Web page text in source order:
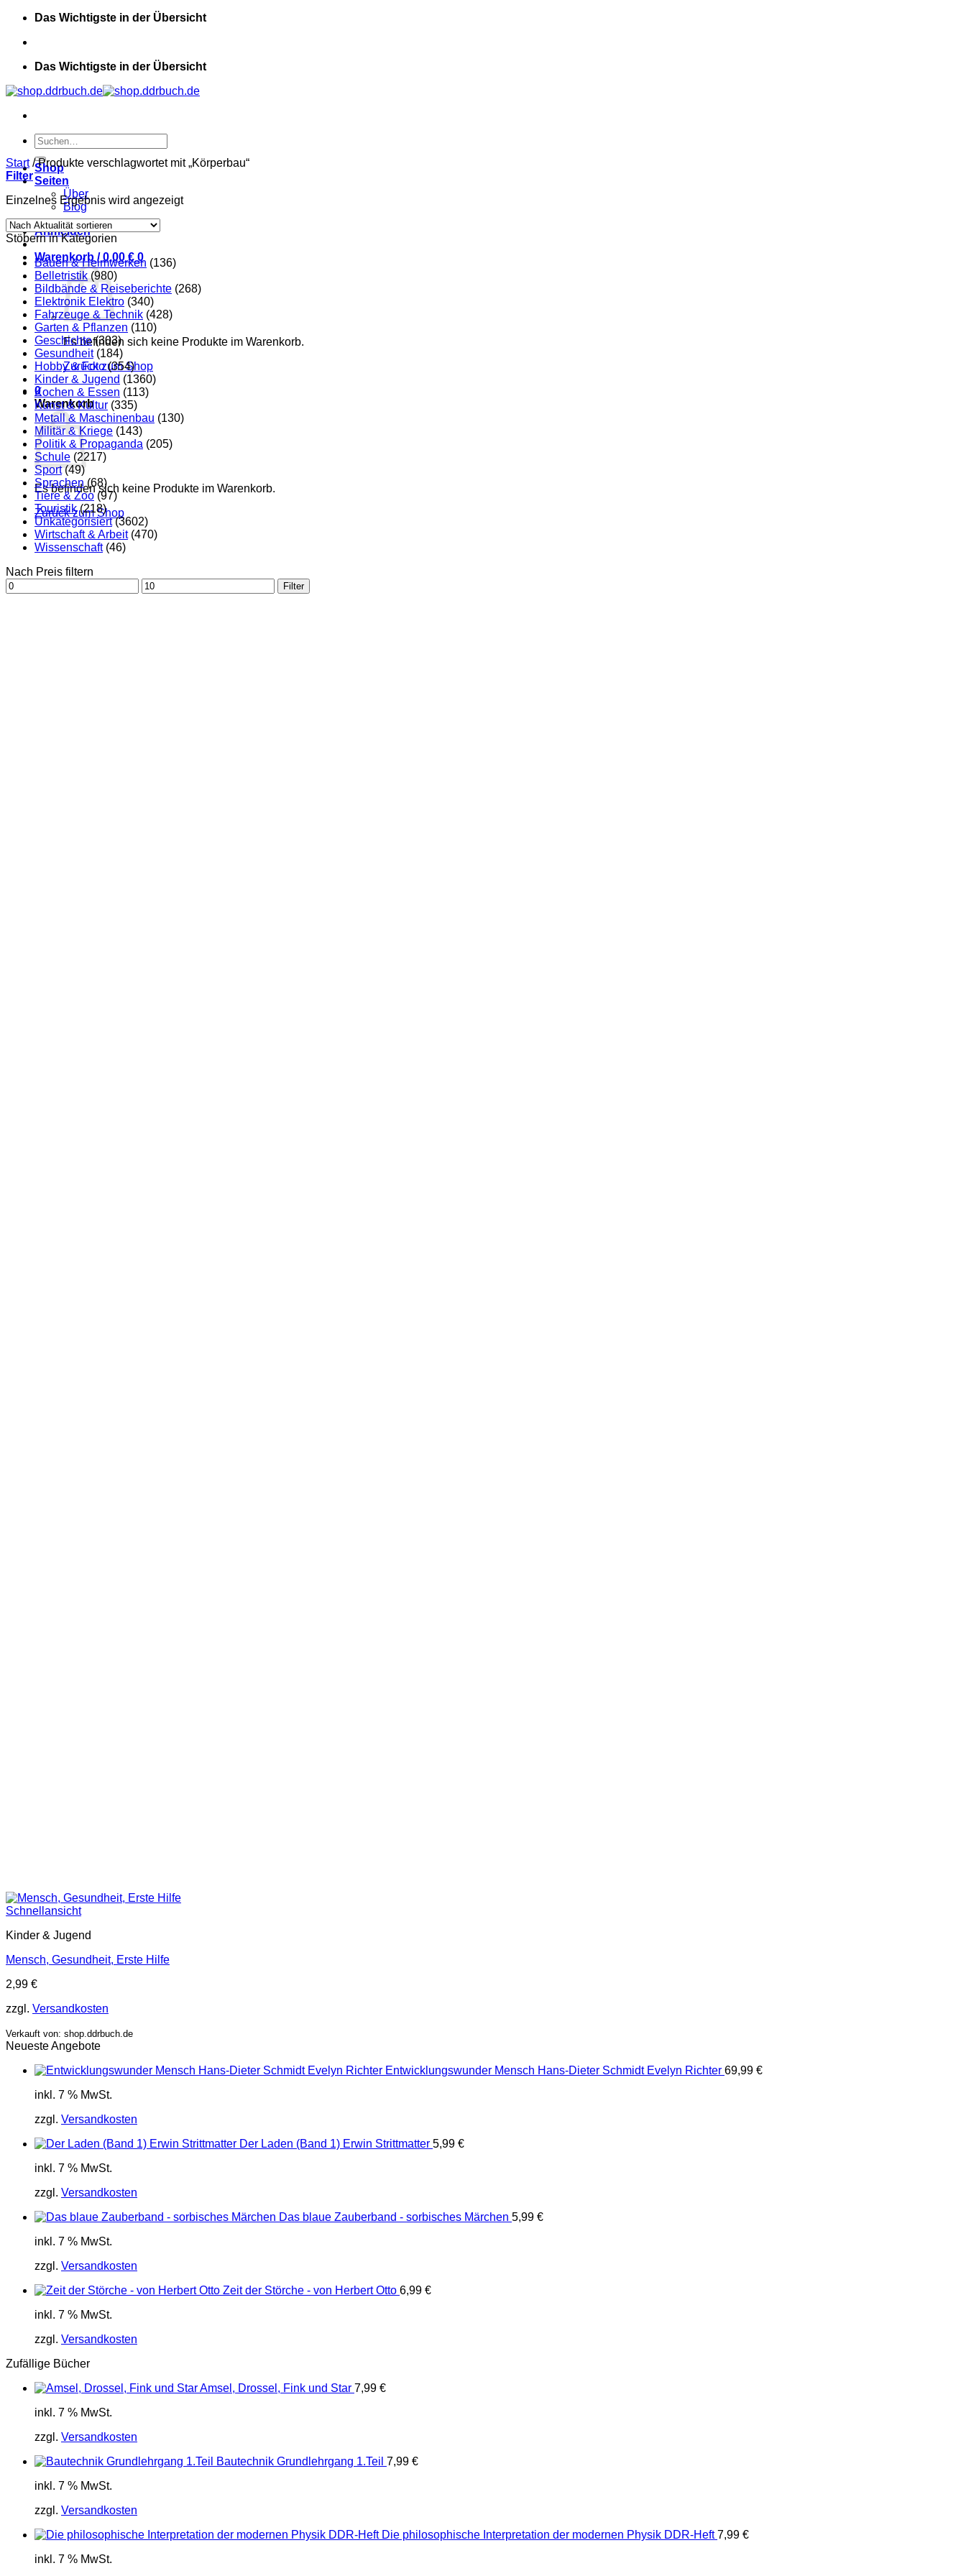
Zum
springen
Das Wichtigste in der Übersicht
Das Wichtigste in der Übersicht
Suchen
nach:
Shop
Seiten
Über
Blog
Anmelden
Warenkorb /0,00 € 0
Es befinden sich keine Produkte im Warenkorb.
Zurück zum Shop
0
Warenkorb
Es befinden sich keine Produkte im Warenkorb.
Zurück zum Shop
Start /Produkte verschlagwortet mit „Körperbau“
Filter
Einzelnes Ergebnis wird angezeigt
Stöbern in Kategorien
Bauen & Heimwerken (136)
Belletristik (980)
Bildbände & Reiseberichte (268)
Elektronik Elektro (340)
Fahrzeuge & Technik (428)
Garten & Pflanzen (110)
Geschichte (303)
Gesundheit (184)
Hobby & Foto (354)
Kinder & Jugend (1360)
Kochen & Essen (113)
Kunst & Kultur (335)
Metall & Maschinenbau (130)
Militär & Kriege (143)
Politik & Propaganda (205)
Schule (2217)
Sport (49)
Sprachen (68)
Tiere & Zoo (97)
Touristik (218)
Unkategorisiert (3602)
Wirtschaft & Arbeit (470)
Wissenschaft (46)
Nach Preis filtern
Min.
Preis
Max.
Preis
Filter
Schnellansicht
Kinder & Jugend
Mensch, Gesundheit, Erste Hilfe
2,99 €
zzgl. Versandkosten
Verkauft von: shop.ddrbuch.de
Neueste Angebote
Entwicklungswunder Mensch Hans-Dieter Schmidt Evelyn Richter 69,99 €
inkl. 7 % MwSt.
zzgl. Versandkosten
Der Laden (Band 1) Erwin Strittmatter 5,99 €
inkl. 7 % MwSt.
zzgl. Versandkosten
Das blaue Zauberband - sorbisches Märchen 5,99 €
inkl. 7 % MwSt.
zzgl. Versandkosten
Zeit der Störche - von Herbert Otto 6,99 €
inkl. 7 % MwSt.
zzgl. Versandkosten
Zufällige Bücher
Amsel, Drossel, Fink und Star 7,99 €
inkl. 7 % MwSt.
zzgl. Versandkosten
Bautechnik Grundlehrgang 1.Teil 7,99 €
inkl. 7 % MwSt.
zzgl. Versandkosten
Die philosophische Interpretation der modernen Physik DDR-Heft 7,99 €
inkl. 7 % MwSt.